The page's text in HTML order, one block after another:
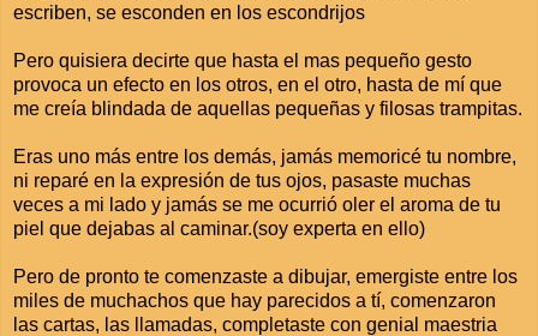
escriben, se esconden en los escondrijos
Pero quisiera decirte que hasta el mas pequeño gesto
provoca un efecto en los otros, en el otro, hasta de mí que
me creía blindada de aquellas pequeñas y filosas trampitas.
Eras uno más entre los demás, jamás memoricé tu nombre,
ni reparé en la expresión de tus ojos, pasaste muchas
veces a mi lado y jamás se me ocurrió oler el aroma de tu
piel que dejabas al caminar.(soy experta en ello)
Pero de pronto te comenzaste a dibujar, emergiste entre los
miles de muchachos que hay parecidos a tí, comenzaron
las cartas, las llamadas, completaste con genial maestria